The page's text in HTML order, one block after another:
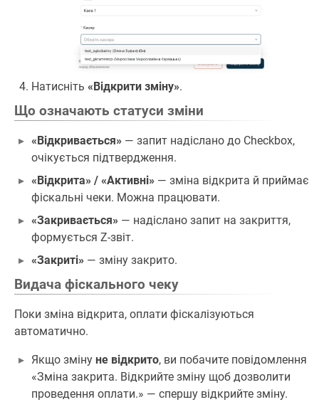
Натисніть «Відкрити зміну».
Що означають статуси зміни
«Відкривається» — запит надіслано до Checkbox,
очікується підтвердження.
«Відкрита» / «Активні» — зміна відкрита й приймає
фіскальні чеки. Можна працювати.
«Закривається» — надіслано запит на закриття,
формується Z-звіт.
«Закриті» — зміну закрито.
Видача фіскального чеку
Поки зміна відкрита, оплати фіскалізуються
автоматично.
Якщо зміну не відкрито, ви побачите повідомлення
«Зміна закрита. Відкрийте зміну щоб дозволити
проведення оплати.» — спершу відкрийте зміну.